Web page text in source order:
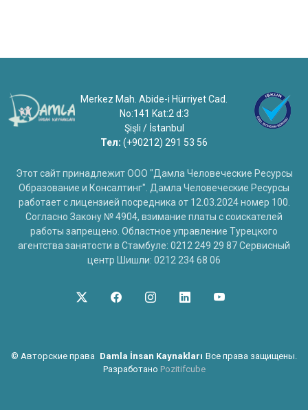
Merkez Mah. Abide-i Hürriyet Cad.
No:141 Kat:2 d:3
Şişli / İstanbul
Тел: (+90212) 291 53 56
Этот сайт принадлежит ООО "Дамла Человеческие Ресурсы
Образование и Консалтинг". Дамла Человеческие Ресурсы
работает с лицензией посредника от 12.03.2024 номер 100.
Согласно Закону № 4904, взимание платы с соискателей
работы запрещено. Областное управление Турецкого
агентства занятости в Стамбуле: 0212 249 29 87 Сервисный
центр Шишли: 0212 234 68 06
© Авторские права Damla İnsan Kaynakları Все права защищены.
Разработано Pozitifcube